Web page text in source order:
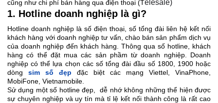
cũng như chi phí bán hàng qua điện thoại (Telesale)
1. Hotline doanh nghiệp là gì?
Hotline doanh nghiệp là số điện thoại, số tổng đài liên hệ kết nối
khách hàng với doanh nghiệp tư vấn, chào bán sản phẩm dịch vụ
của doanh nghiệp đến khách hàng. Thông qua số hotline, khách
hàng có thể đặt mua các sản phầm từ doanh nghiệp. Doanh
nghiệp có thể lựa chọn các số tổng đài đầu số 1800, 1900 hoặc
dòng sim số đẹp đặc biệt các mạng Viettel, VinaPhone,
MobiFone, Vietnamobile.
Sử dụng một số hotline đẹp, dễ nhớ không những thể hiện được
sự chuyên nghiệp và uy tín mà tỉ lệ kết nối thành công là rất cao